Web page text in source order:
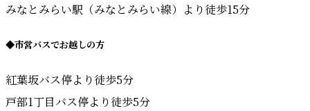
みなとみらい駅（みなとみらい線）より徒歩15分
◆市営バスでお越しの方
紅葉坂バス停より徒歩5分
戸部1丁目バス停より徒歩5分